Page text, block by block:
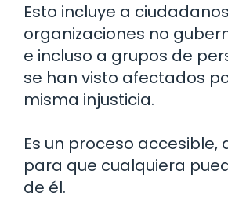
Esto incluye a
organizaciones no
e incluso a grupos de
se han visto afectados
misma injusticia.
Es un proceso accesible,
para que cualquiera
de él.